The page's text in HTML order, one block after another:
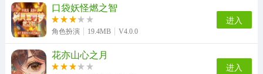
口袋妖怪燃之智
角色扮演 19.4MB V4.0.0
进入
花亦山心之月
进入